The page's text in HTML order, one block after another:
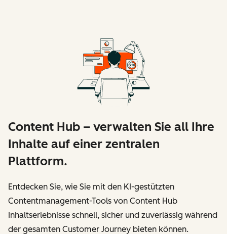
Content Hub – verwalten Sie all Ihre
Inhalte auf einer zentralen
Plattform.
Entdecken Sie, wie Sie mit den KI-gestützten
Contentmanagement-Tools von Content Hub
Inhaltserlebnisse schnell, sicher und zuverlässig während
der gesamten Customer Journey bieten können.